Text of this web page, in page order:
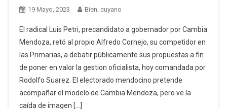
19 Mayo, 2023 Bien_cuyano
El radical Luis Petri, precandidato a gobernador por Cambia
Mendoza, retó al propio Alfredo Cornejo, su competidor en
las Primarias, a debatir públicamente sus propuestas a fin
de poner en valor la gestion oficialista, hoy comandada por
Rodolfo Suarez. El electorado mendocino pretende
acompañar el modelo de Cambia Mendoza, pero ve la
caída de imagen […]